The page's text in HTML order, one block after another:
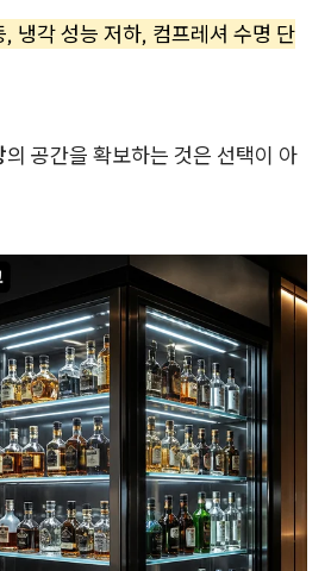
, 냉각 성능 저하, 컴프레셔 수명 단
의 공간을 확보하는 것은 선택이 아